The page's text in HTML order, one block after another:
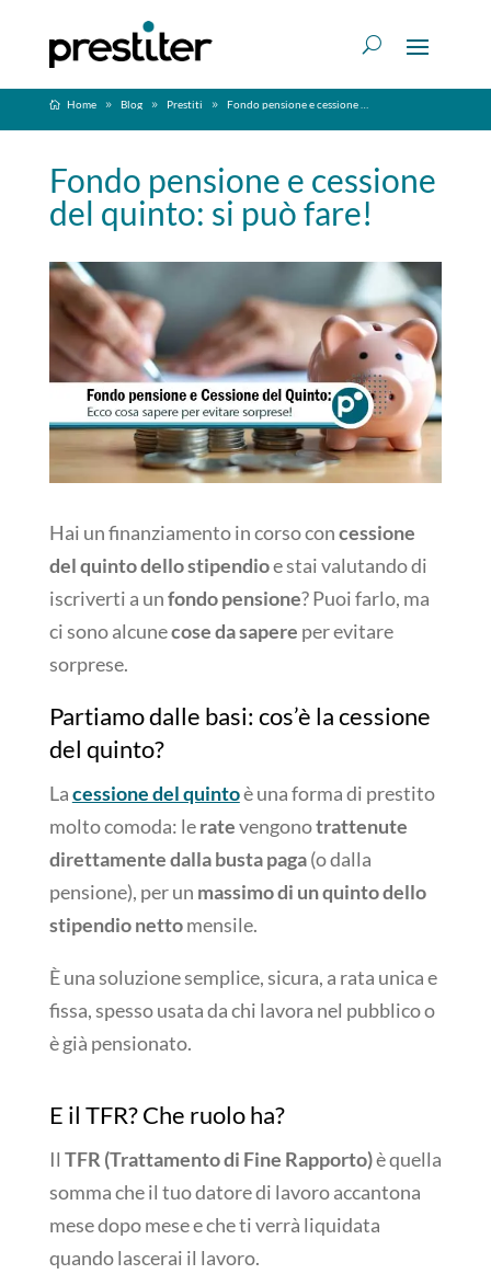
Home Blog Prestiti Fondo pensione e cessione del quinto: si può fare!
Fondo pensione e cessione
del quinto: si può fare!
Hai un finanziamento in corso concessione
del quinto dello stipendioe stai valutando di
iscriverti a unfondo pensione? Puoi farlo, ma
ci sono alcunecose da sapere per evitare
sorprese.
Partiamo dalle basi: cos’è la cessione
del quinto?
Lacessione del quintoè una forma di prestito
molto comoda: leratevengonotrattenute
direttamente dalla busta paga(o dalla
pensione), per un massimo di un quinto dello
stipendio nettomensile.
È una soluzione semplice, sicura, a rata unica e
fissa, spesso usata da chi lavora nel pubblico o
è già pensionato.
E il TFR? Che ruolo ha?
Il TFR (Trattamento di Fine Rapporto)è quella
somma che il tuo datore di lavoro accantona
mese dopo mese e che ti verrà liquidata
quando lascerai il lavoro.